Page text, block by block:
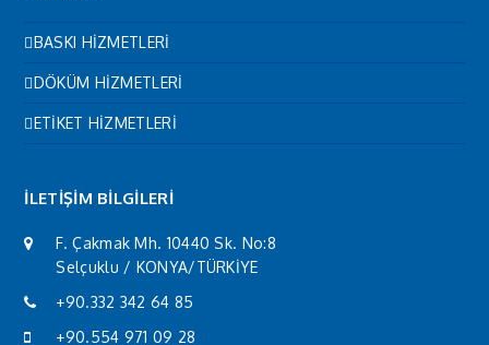
BASKI HİZMETLERİ
DÖKÜM HİZMETLERİ
ETİKET HİZMETLERİ
İLETİŞİM BİLGİLERİ
F. Çakmak Mh. 10440 Sk. No:8
Selçuklu / KONYA/TÜRKİYE
+90.332 342 64 85
+90.554 971 09 28